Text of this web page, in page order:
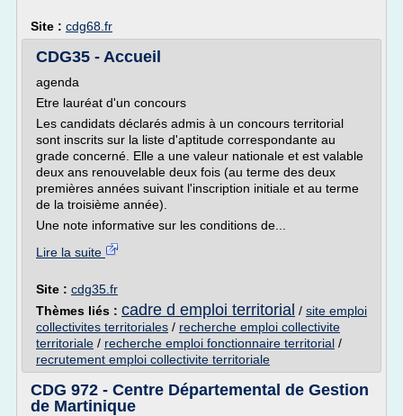
Site : cdg68.fr
CDG35 - Accueil
agenda
Etre lauréat d'un concours
Les candidats déclarés admis à un concours territorial
sont inscrits sur la liste d'aptitude correspondante au
grade concerné. Elle a une valeur nationale et est valable
deux ans renouvelable deux fois (au terme des deux
premières années suivant l'inscription initiale et au terme
de la troisième année).
Une note informative sur les conditions de...
Lire la suite
Site : cdg35.fr
Thèmes liés : cadre d emploi territorial / site emploi
collectivites territoriales / recherche emploi collectivite
territoriale / recherche emploi fonctionnaire territorial /
recrutement emploi collectivite territoriale
CDG 972 - Centre Départemental de Gestion
de Martinique